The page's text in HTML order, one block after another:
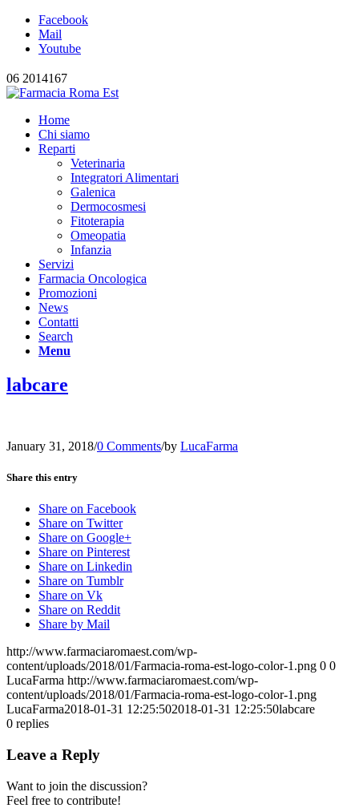
Facebook
Mail
Youtube
06 2014167
Home
Chi siamo
Reparti
Veterinaria
Integratori Alimentari
Galenica
Dermocosmesi
Fitoterapia
Omeopatia
Infanzia
Servizi
Farmacia Oncologica
Promozioni
News
Contatti
Search
Menu
labcare
January 31, 2018/0 Comments/by LucaFarma
Share this entry
Share on Facebook
Share on Twitter
Share on Google+
Share on Pinterest
Share on Linkedin
Share on Tumblr
Share on Vk
Share on Reddit
Share by Mail
http://www.farmaciaromaest.com/wp-
content/uploads/2018/01/Farmacia-roma-est-logo-color-1.png 0 0
LucaFarma http://www.farmaciaromaest.com/wp-
content/uploads/2018/01/Farmacia-roma-est-logo-color-1.png
LucaFarma2018-01-31 12:25:502018-01-31 12:25:50labcare
0 replies
Leave a Reply
Want to join the discussion?
Feel free to contribute!